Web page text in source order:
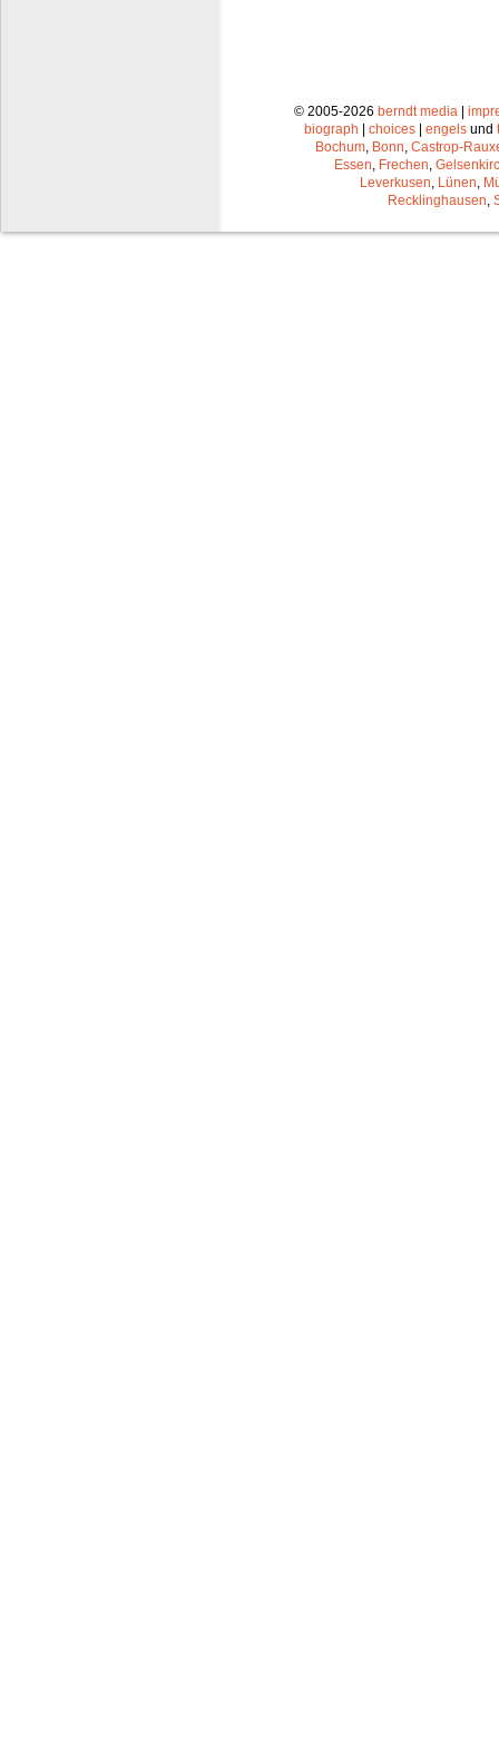
© 2005-2026 berndt media |
biograph | choices | engels und
Bochum Bonn Castrop-
Essen Frechen
Leverkusen Lünen
Recklinghausen